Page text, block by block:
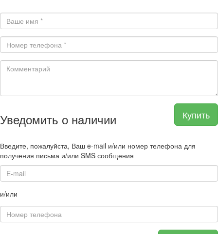
Купить
Уведомить о наличии
Введите, пожалуйста, Ваш e-mail и/или номер телефона для
получения письма и/или SMS сообщения
и/или